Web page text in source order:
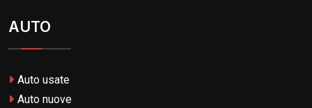
AUTO
Auto usate
Auto nuove